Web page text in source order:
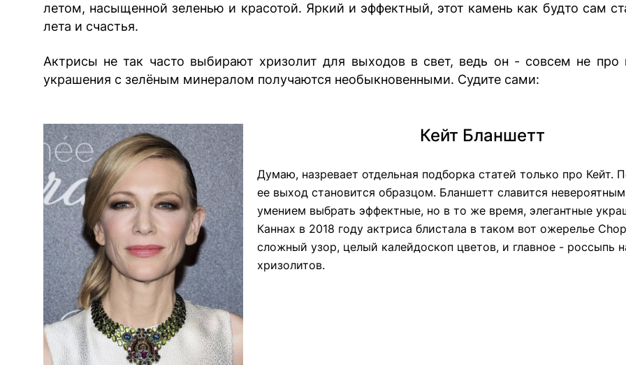
летом, насыщенной зеленью и красотой. Яркий и эффектный, этот камень как будто сам
лета и счастья.
Актрисы не так часто выбирают хризолит для выходов в свет, ведь он - совсем не про
украшения с зелёным минералом получаются необыкновенными. Судите сами:
Кейт Бланшетт
Думаю, назревает отдельная подборка статей только про Кейт.
ее выход становится образцом. Бланшетт славится
умением выбрать эффектные, но в то же время, элегантные
Каннах в 2018 году актриса блистала в таком вот ожерелье
сложный узор, целый калейдоскоп цветов, и главное - россыпь
хризолитов.